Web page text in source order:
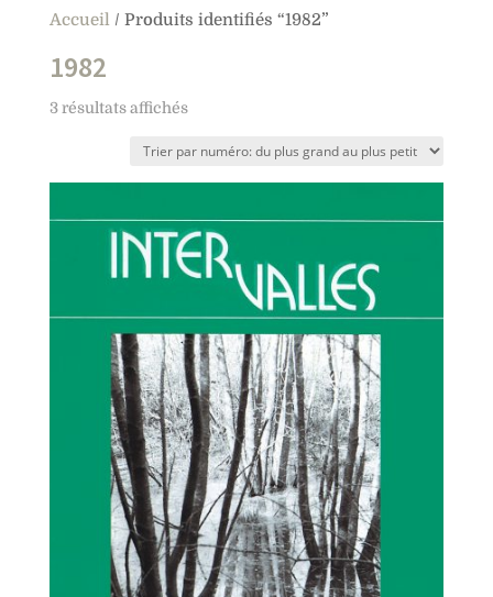
Accueil/ Produits identifiés “1982”
1982
3 résultats affichés